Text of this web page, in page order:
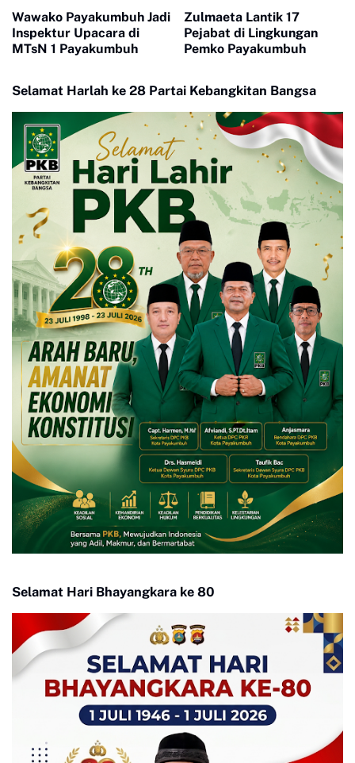
Wawako Payakumbuh Jadi
Inspektur Upacara di
MTsN 1 Payakumbuh
Zulmaeta Lantik 17
Pejabat di Lingkungan
Pemko Payakumbuh
Selamat Harlah ke 28 Partai Kebangkitan Bangsa
Selamat Hari Bhayangkara ke 80